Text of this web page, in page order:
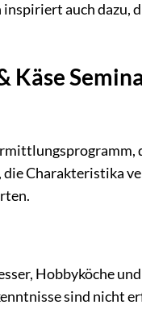
auch dazu,
Käse
Charakteristika
Hobbyköche
sind nicht